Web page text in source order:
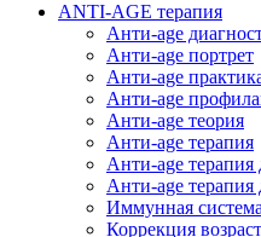
ANTI-AGE терапия
Анти-age
Анти-age портрет
Анти-age
Анти-age
Анти-age теория
Анти-age терапия
Анти-age
Анти-age
Иммунная
Коррекция